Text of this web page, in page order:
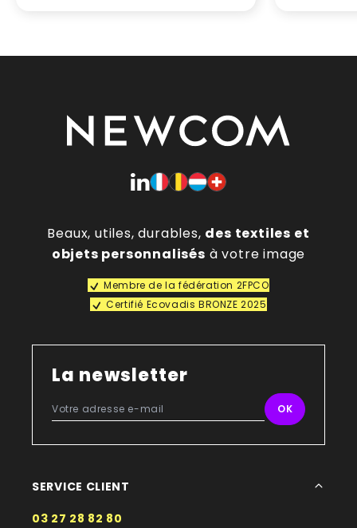
Beaux, utiles, durables, des textiles et
objets personnalisés à votre image
Membre de la fédération 2FPCO
Certifié Ecovadis BRONZE 2025
La newsletter
SERVICE CLIENT
03 27 28 82 80